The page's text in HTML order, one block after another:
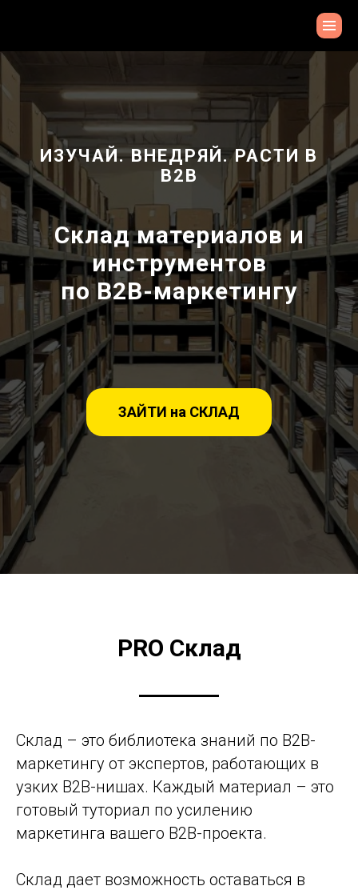
ИЗУЧАЙ. ВНЕДРЯЙ. РАСТИ В
В2В
Склад материалов и
инструментов
по В2В-маркетингу
ЗАЙТИ на СКЛАД
PRO Склад
Склад – это библиотека знаний по В2В-
маркетингу от экспертов, работающих в
узких В2В-нишах. Каждый материал – это
готовый туториал по усилению
маркетинга вашего В2В-проекта.
Склад дает возможность оставаться в